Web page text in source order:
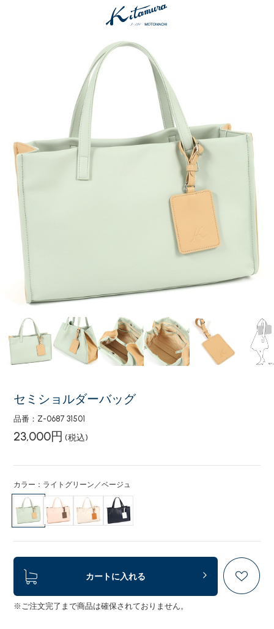
セミショルダーバッグ
品番：Z-0687 31501
23,000円 (税込)
カラー：ライトグリーン／ベージュ
カートに入れる
※ご注文完了まで商品は確保されておりません。